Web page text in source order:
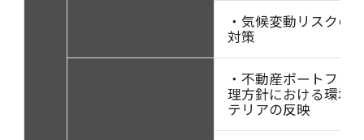
・気候変動リスクの
対策
・不動産ポートフォ
理方針における環境
テリアの反映